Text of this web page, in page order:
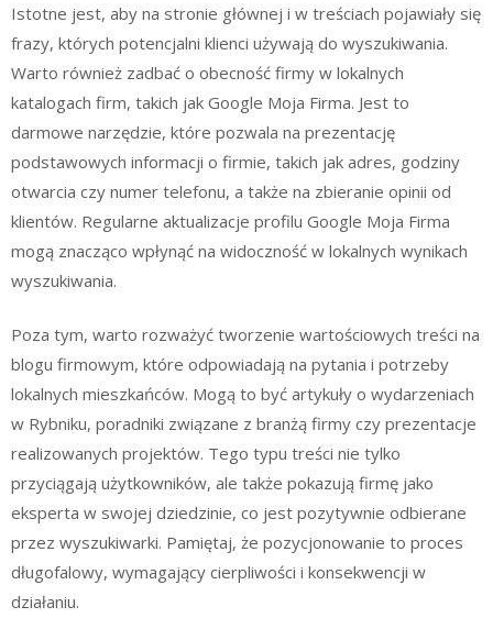
Istotne jest, aby na stronie głównej i w treściach pojawiały się
frazy, których potencjalni klienci używają do wyszukiwania.
Warto również zadbać o obecność firmy w lokalnych
katalogach firm, takich jak Google Moja Firma. Jest to
darmowe narzędzie, które pozwala na prezentację
podstawowych informacji o firmie, takich jak adres, godziny
otwarcia czy numer telefonu, a także na zbieranie opinii od
klientów. Regularne aktualizacje profilu Google Moja Firma
mogą znacząco wpłynąć na widoczność w lokalnych wynikach
wyszukiwania.
Poza tym, warto rozważyć tworzenie wartościowych treści na
blogu firmowym, które odpowiadają na pytania i potrzeby
lokalnych mieszkańców. Mogą to być artykuły o wydarzeniach
w Rybniku, poradniki związane z branżą firmy czy prezentacje
realizowanych projektów. Tego typu treści nie tylko
przyciągają użytkowników, ale także pokazują firmę jako
eksperta w swojej dziedzinie, co jest pozytywnie odbierane
przez wyszukiwarki. Pamiętaj, że pozycjonowanie to proces
długofalowy, wymagający cierpliwości i konsekwencji w
działaniu.